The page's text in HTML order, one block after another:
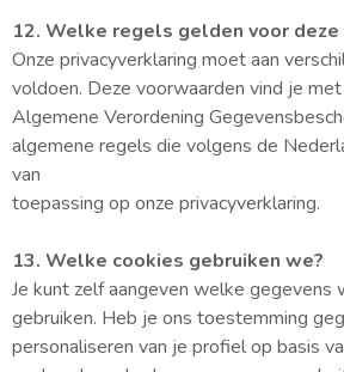
12. Welke regels gelden voor deze
Onze privacyverklaring moet aan
voldoen. Deze voorwaarden vind je
Algemene Verordening
algemene regels die volgens de
van
toepassing op onze privacyverklaring.
13. Welke cookies gebruiken we?
Je kunt zelf aangeven welke gegevens
gebruiken. Heb je ons toestemming
personaliseren van je profiel op basis